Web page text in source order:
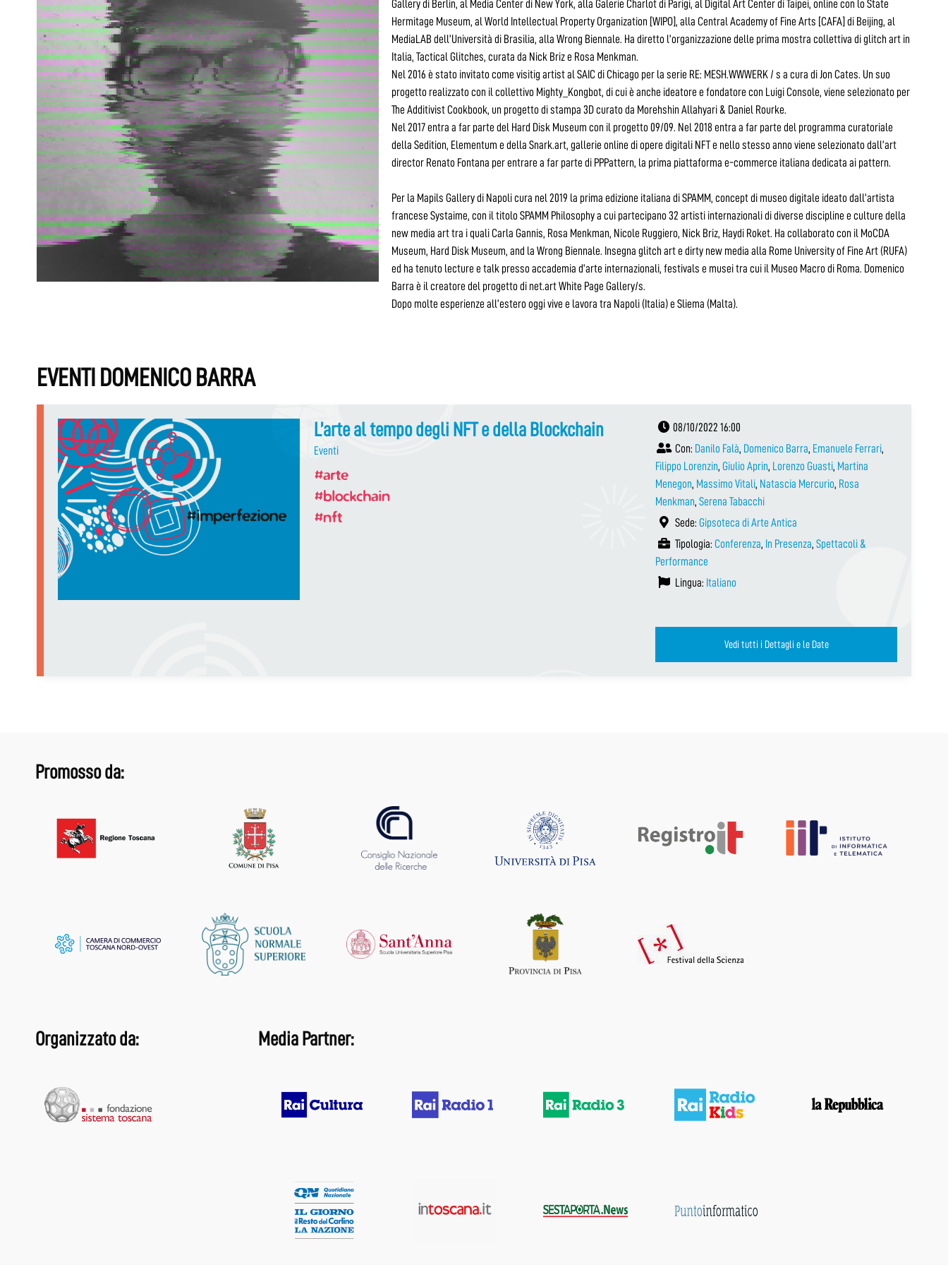
Gallery di Berlin, al Media Center di New York, alla Galerie Charlot di Parigi, al Digital Art Center di Taipei, online con lo State
Hermitage Museum, al World Intellectual Property Organization [WIPO], alla Central Academy of Fine Arts [CAFA] di Beijing, al
MediaLAB dell’Università di Brasilia, alla Wrong Biennale. Ha diretto l’organizzazione delle prima mostra collettiva di glitch art in
Italia, Tactical Glitches, curata da Nick Briz e Rosa Menkman.
Nel 2016 è stato invitato come visitig artist al SAIC di Chicago per la serie RE: MESH.WWWERK / s a cura di Jon Cates. Un suo
progetto realizzato con il collettivo Mighty_Kongbot, di cui è anche ideatore e fondatore con Luigi Console, viene selezionato per
The Additivist Cookbook, un progetto di stampa 3D curato da Morehshin Allahyari & Daniel Rourke.
Nel 2017 entra a far parte del Hard Disk Museum con il progetto 09/09. Nel 2018 entra a far parte del programma curatoriale
della Sedition, Elementum e della Snark.art, gallerie online di opere digitali NFT e nello stesso anno viene selezionato dall’art
director Renato Fontana per entrare a far parte di PPPattern, la prima piattaforma e-commerce italiana dedicata ai pattern.
Per la Mapils Gallery di Napoli cura nel 2019 la prima edizione italiana di SPAMM, concept di museo digitale ideato dall’artista
francese Systaime, con il titolo SPAMM Philosophy a cui partecipano 32 artisti internazionali di diverse discipline e culture della
new media art tra i quali Carla Gannis, Rosa Menkman, Nicole Ruggiero, Nick Briz, Haydi Roket. Ha collaborato con il MoCDA
Museum, Hard Disk Museum, and la Wrong Biennale. Insegna glitch art e dirty new media alla Rome University of Fine Art (RUFA)
ed ha tenuto lecture e talk presso accademia d’arte internazionali, festivals e musei tra cui il Museo Macro di Roma. Domenico
Barra è il creatore del progetto di net.art White Page Gallery/s.
Dopo molte esperienze all’estero oggi vive e lavora tra Napoli (Italia) e Sliema (Malta).
EVENTI DOMENICO BARRA
L’arte al tempo degli NFT e della Blockchain
Eventi
#arte
#blockchain
#nft
08/10/2022 16:00
Con: Danilo Falà, Domenico Barra, Emanuele Ferrari,
Filippo Lorenzin, Giulio Aprin, Lorenzo Guasti, Martina
Menegon, Massimo Vitali, Natascia Mercurio, Rosa
Menkman, Serena Tabacchi
Sede: Gipsoteca di Arte Antica
Tipologia: Conferenza, In Presenza, Spettacoli &
Performance
Lingua: Italiano
Vedi tutti i Dettagli e le Date
Promosso da:
Organizzato da: Media Partner: